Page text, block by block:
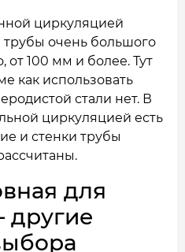
циркуляцией
очень большого
от 100 мм и более. Тут
как использовать
стали нет. В
циркуляцией есть
и стенки трубы
для
другие